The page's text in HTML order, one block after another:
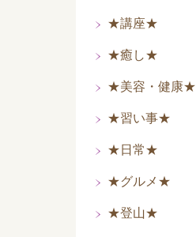
★講座★
★癒し★
★美容・健康★
★習い事★
★日常★
★グルメ★
★登山★